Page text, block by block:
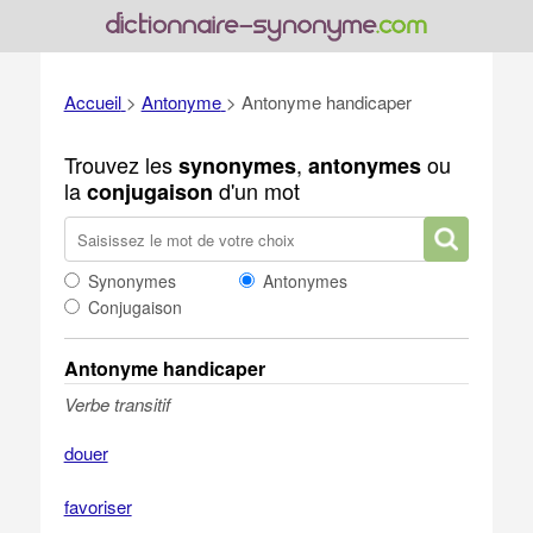
Accueil > Antonyme > Antonyme handicaper
Trouvez lessynonymes, antonymesou
laconjugaison d'un mot
Synonymes
Antonymes
Conjugaison
Antonyme handicaper
Verbe transitif
douer
favoriser